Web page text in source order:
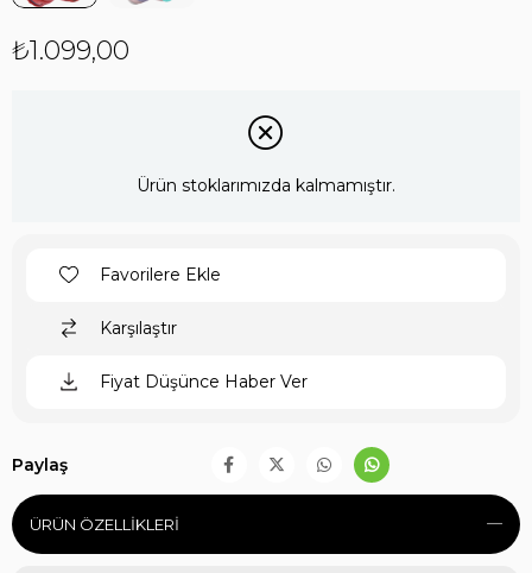
₺1.099,00
Ürün stoklarımızda kalmamıştır.
Favorilere Ekle
Karşılaştır
Fiyat Düşünce Haber Ver
Paylaş
ÜRÜN ÖZELLIKLERI